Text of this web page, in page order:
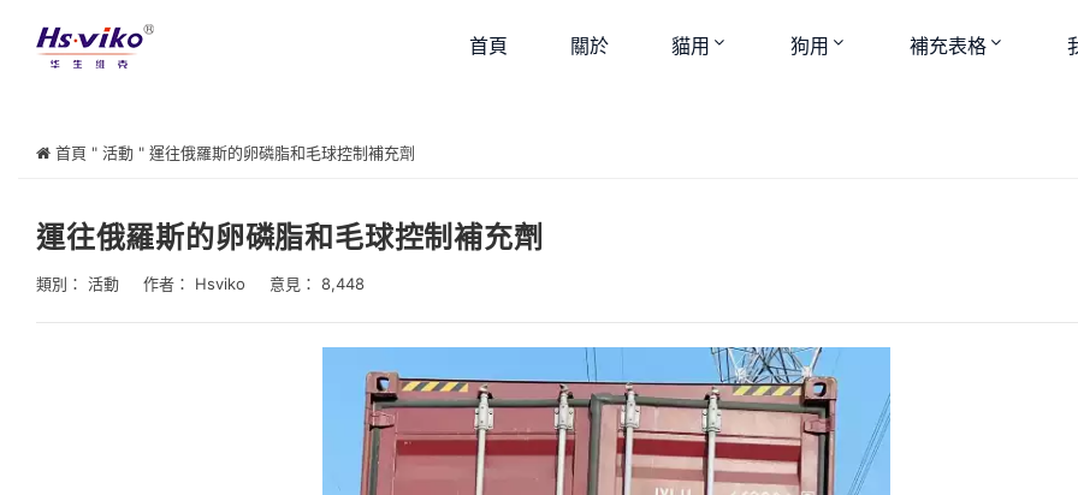
首頁 關於 貓用 狗用 補充表格
首頁 " 活動 " 運往俄羅斯的卵磷脂和毛球控制補充劑
運往俄羅斯的卵磷脂和毛球控制補充劑
類別： 活動 作者： Hsviko 意見： 8,448